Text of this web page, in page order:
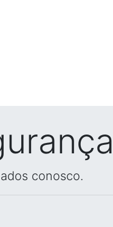
conosco.